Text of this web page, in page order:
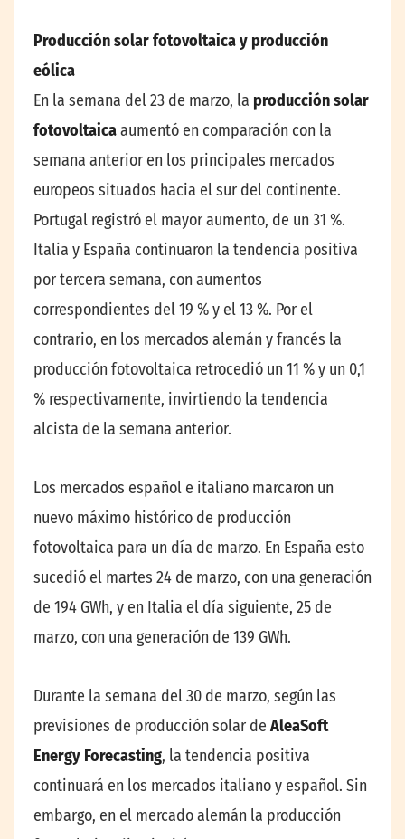
Producción solar fotovoltaica y producción
eólica
En la semana del 23 de marzo, la producción solar
fotovoltaicaaumentó en comparación con la
semana anterior en los principales mercados
europeos situados hacia el sur del continente.
Portugal registró el mayor aumento, de un 31 %.
Italia y España continuaron la tendencia positiva
por tercera semana, con aumentos
correspondientes del 19 % y el 13 %. Por el
contrario, en los mercados alemán y francés la
producción fotovoltaica retrocedió un 11 % y un 0,1
% respectivamente, invirtiendo la tendencia
alcista de la semana anterior.
Los mercados español e italiano marcaron un
nuevo máximo histórico de producción
fotovoltaica para un día de marzo. En España esto
sucedió el martes 24 de marzo, con una generación
de 194 GWh, y en Italia el día siguiente, 25 de
marzo, con una generación de 139 GWh.
Durante la semana del 30 de marzo, según las
previsiones de producción solar de AleaSoft
Energy Forecasting, la tendencia positiva
continuará en los mercados italiano y español. Sin
embargo, en el mercado alemán la producción